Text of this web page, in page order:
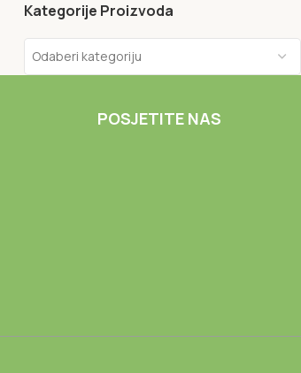
Kategorije Proizvoda
Odaberi kategoriju
POSJETITE NAS